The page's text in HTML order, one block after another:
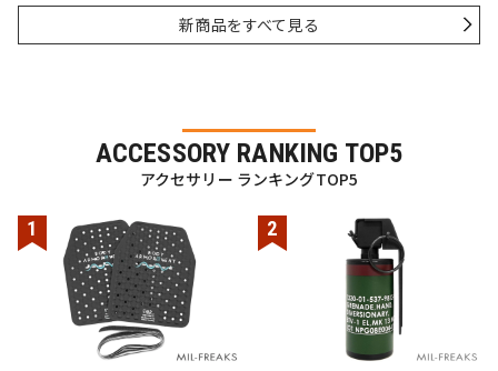
新商品をすべて見る
ACCESSORY RANKING TOP5
アクセサリー ランキングTOP5